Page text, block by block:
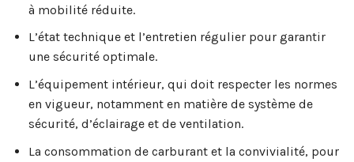
à mobilité réduite.
L’état technique et l’entretien régulier pour garantir
une sécurité optimale.
L’équipement intérieur, qui doit respecter les normes
en vigueur, notamment en matière de système de
sécurité, d’éclairage et de ventilation.
La consommation de carburant et la convivialité, pour